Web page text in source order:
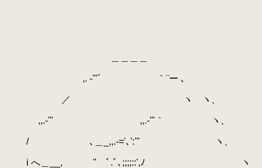
,. -'"´ ｀¨ー ､
／ ヽ ヽ、
,,.-'" ,,.-'"｀ ヽ、
/ ､＿_,,.-='､':'" ヽ、
i へ＿__, " ﾞ.ﾞ､;;;;::',ﾉ ヽ